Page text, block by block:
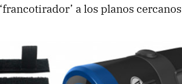
a los planos